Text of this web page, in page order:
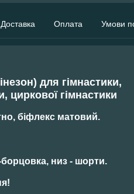
Доставка Оплата Умови
для гімнастики,
циркової гімнастики
біфлекс матовий.
низ - шорти.